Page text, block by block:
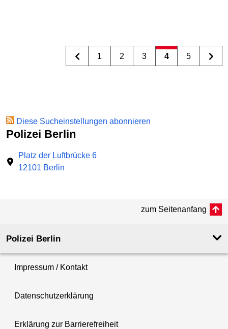
1 2 3 4 5
Diese Sucheinstellungen abonnieren
Polizei Berlin
Platz der Luftbrücke 6
12101 Berlin
zum Seitenanfang
Polizei Berlin
Impressum / Kontakt
Datenschutzerklärung
Erklärung zur Barrierefreiheit